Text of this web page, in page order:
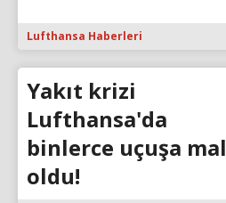
Lufthansa Haberleri
Yakıt krizi
Lufthansa'da
binlerce uçuşa mal
oldu!